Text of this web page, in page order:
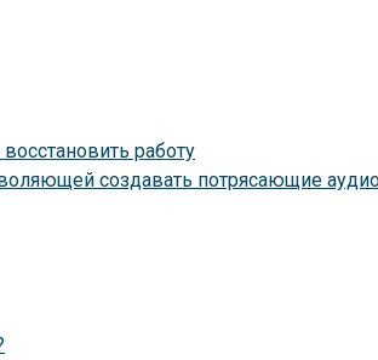
работу
создавать потрясающие